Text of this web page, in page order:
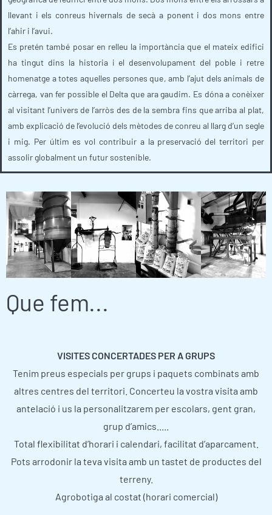
llevant i els conreus hivernals de secà a ponent i dos mons entre
l’ahir i l’avui.
Es pretén també posar en relleu la importància que el mateix edifici
ha tingut dins la historia i el desenvolupament del poble i retre
homenatge a totes aquelles persones que, amb l’ajut dels animals de
càrrega, van fer possible el Delta que ara gaudim. Es dóna a conèixer
al visitant l’univers de l’arròs des de la sembra fins que arriba al plat,
amb explicació de l’evolució dels mètodes de conreu al llarg d’un segle
i mig. Per últim es vol contribuir a la preservació del territori per
assolir globalment un futur sostenible.
Que fem...
VISITES CONCERTADES PER A GRUPS
Tenim preus especials per grups i paquets combinats amb
altres centres del territori. Concerteu la vostra visita amb
antelació i us la personalitzarem per escolars, gent gran,
grup d’amics.....
Total flexibilitat d’horari i calendari, facilitat d’aparcament.
Pots arrodonir la teva visita amb un tastet de productes del
terreny.
Agrobotiga al costat (horari comercial)